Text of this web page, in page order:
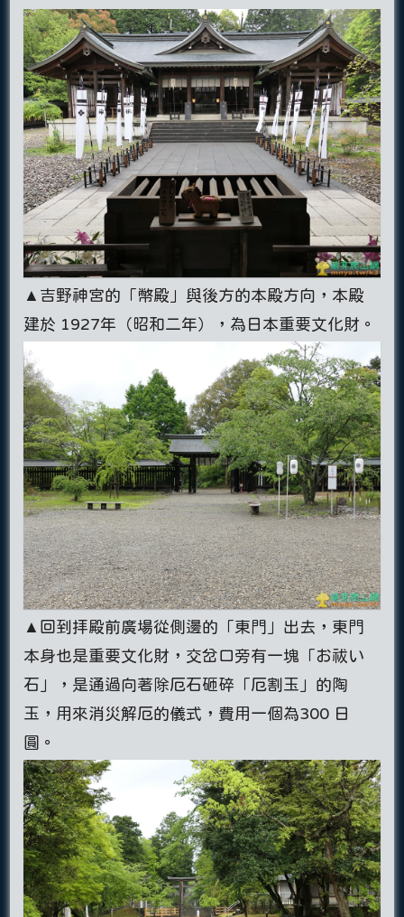
▲吉野神宮的「幣殿」與後方的本殿方向，本殿
建於 1927年（昭和二年），為日本重要文化財。
▲回到拝殿前廣場從側邊的「東門」出去，東門
本身也是重要文化財，交岔口旁有一塊「お祓い
石」，是通過向著除厄石砸碎「厄割玉」的陶
玉，用來消災解厄的儀式，費用一個為300 日
圓。